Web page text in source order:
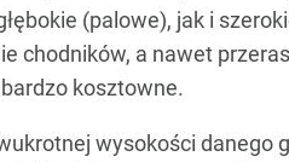
(palowe), jak i
chodników, a nawet
kosztowne.
wysokości danego